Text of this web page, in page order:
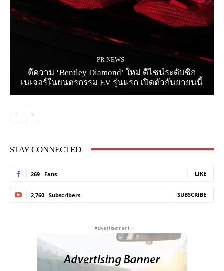
PR NEWS
ตีความ ‘Bentley Diamond’ ใหม่ ดีไซน์ระดับซิก
เนเจอร์ในยนตรกรรม EV รุ่นแรก เปิดตัวกันยายนนี้
STAY CONNECTED
269 Fans LIKE
2,760 Subscribers SUBSCRIBE
- Advertisement -